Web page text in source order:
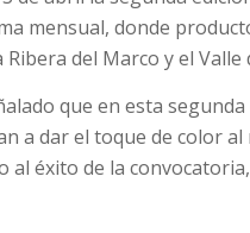
mensual, donde
del Marco y el
que en esta
a dar el toque de color
éxito de la